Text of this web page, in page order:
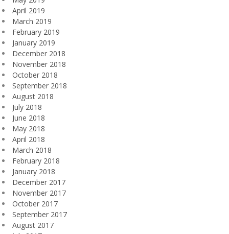
April 2019
March 2019
February 2019
January 2019
December 2018
November 2018
October 2018
September 2018
August 2018
July 2018
June 2018
May 2018
April 2018
March 2018
February 2018
January 2018
December 2017
November 2017
October 2017
September 2017
August 2017